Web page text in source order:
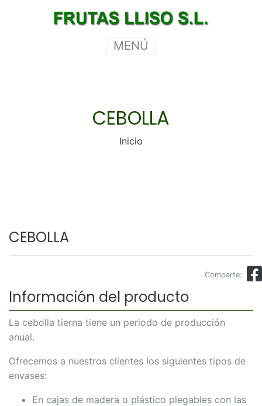
MENÚ
CEBOLLA
Inicio
CEBOLLA
Comparte:
Información del producto
La cebolla tierna tiene un periodo de producción
anual.
Ofrecemos a nuestros clientes los siguientes tipos de
envases:
En cajas de madera o plástico plegables con las